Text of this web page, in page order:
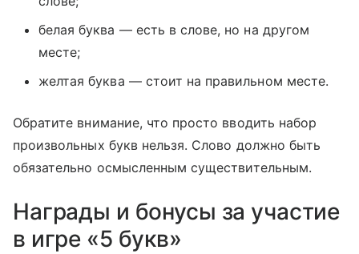
белая буква — есть в слове, но на другом
месте;
желтая буква — стоит на правильном месте.
Обратите внимание, что просто вводить набор
произвольных букв нельзя. Слово должно быть
обязательно осмысленным существительным.
Награды и бонусы за участие
в игре «5 букв»